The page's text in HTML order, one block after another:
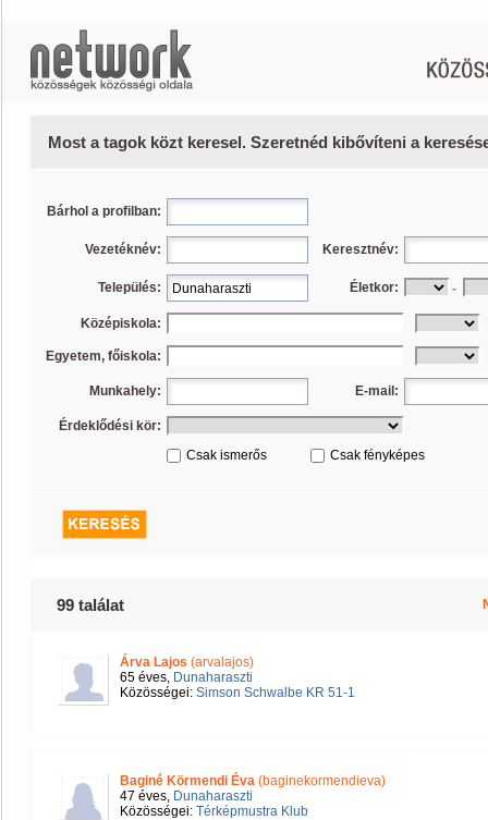
Most a tagok közt keresel. Szeretnéd kibővíteni a
Bárhol a profilban:
Vezetéknév: Keresztnév:
Település: Életkor: -
Középiskola:
Egyetem, főiskola:
Munkahely: E-mail:
Érdeklődési kör:
Csak ismerős
Csak fényképes
99 találat
Árva Lajos (arvalajos)
65 éves, Dunaharaszti
Közösségei: Simson Schwalbe KR 51-1
Baginé Körmendi Éva (baginekormendieva)
47 éves, Dunaharaszti
Közösségei: Térképmustra Klub